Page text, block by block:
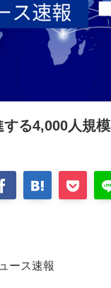
する4,000人規